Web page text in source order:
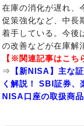
在庫の消化が遅れ、
促策強化など、中長
着手している。今後
の改善などが在庫解
【※関連記事はこち
⇒
【新NISA】主な
く解説！ SBI証券、
NISA口座の取扱商